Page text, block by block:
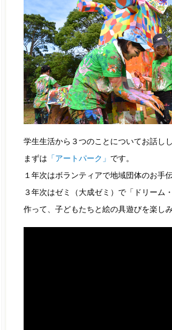
学生生活から３つのことについてお話し
まずは 「アートパーク」です。
１年次はボランティアで地域団体のお手
３年次はゼミ（大成ゼミ）で「ドリーム
作って、子どもたちと絵の具遊びを楽しみ